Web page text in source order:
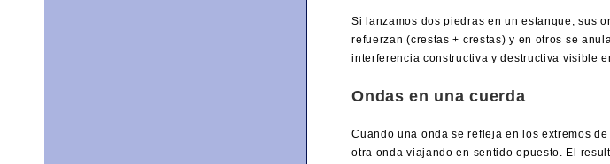
Si lanzamos dos piedras en un estanque, sus
refuerzan (crestas + crestas) y en otros se
interferencia constructiva y destructiva visible
Ondas en una cuerda
Cuando una onda se refleja en los extremos
otra onda viajando en sentido opuesto. El